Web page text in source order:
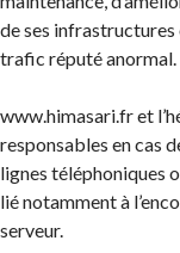
de ses infrastructures
trafic réputé anormal.
www.himasari.fr et
responsables en cas
lignes téléphoniques
lié notamment à
serveur.